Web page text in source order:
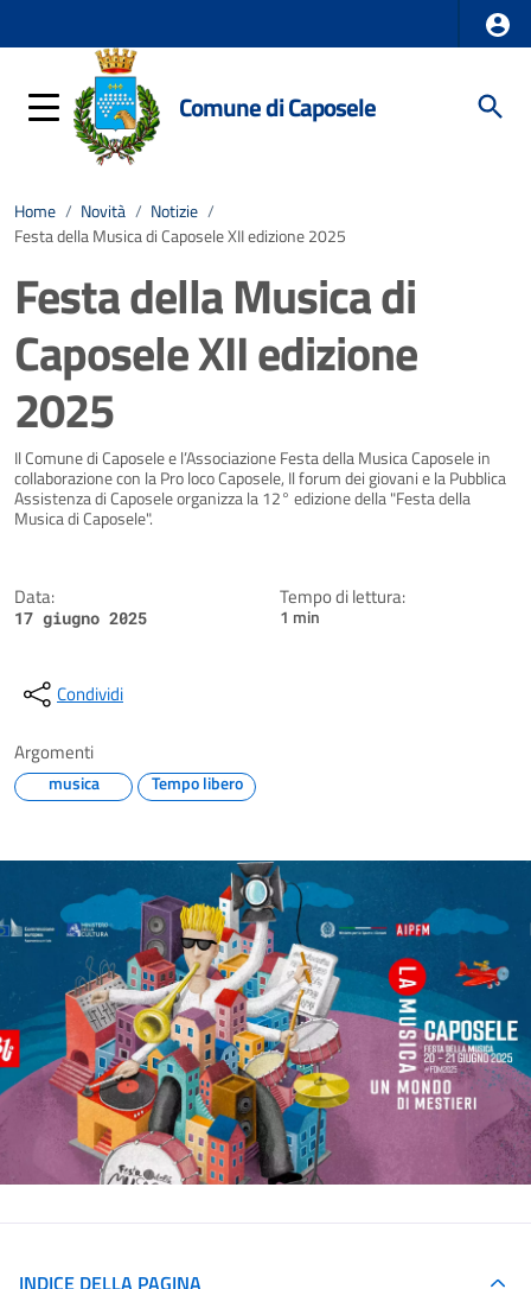
Comune di Caposele
Home / Novità / Notizie /
Festa della Musica di Caposele XII edizione 2025
Festa della Musica di
Caposele XII edizione
2025
Dettagli della notizia
Il Comune di Caposele e l’Associazione Festa della Musica Caposele in
collaborazione con la Pro loco Caposele, Il forum dei giovani e la Pubblica
Assistenza di Caposele organizza la 12° edizione della "Festa della
Musica di Caposele".
Data:
17 giugno 2025
Tempo di lettura:
1 min
Condividi
Argomenti
musica Tempo libero
INDICE DELLA PAGINA